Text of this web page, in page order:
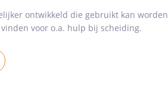
ontwikkeld die gebruikt kan worden
voor o.a. hulp bij scheiding.